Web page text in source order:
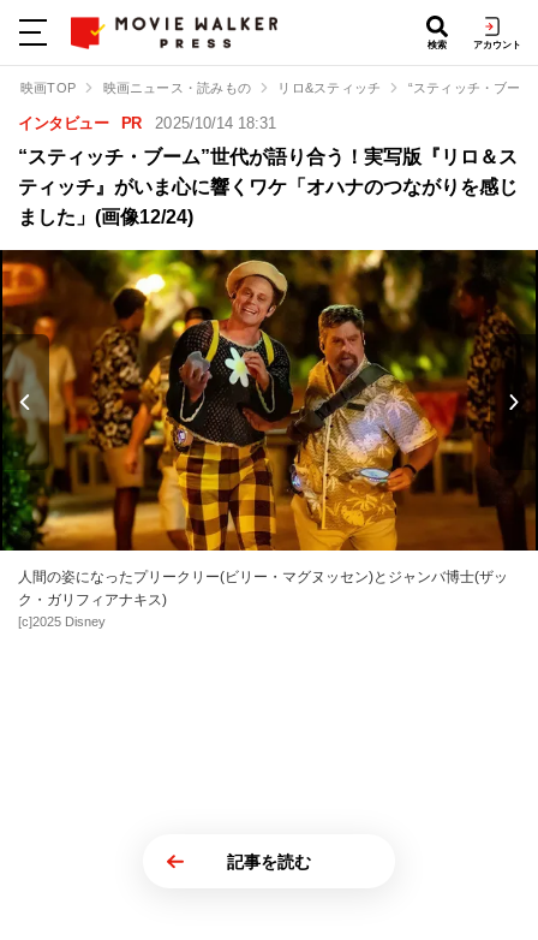
検索 アカウント
映画TOP 映画ニュース・読みもの リロ&スティッチ “スティッチ・ブー
インタビュー PR 2025/10/14 18:31
“スティッチ・ブーム”世代が語り合う！実写版『リロ＆ス
ティッチ』がいま心に響くワケ「オハナのつながりを感じ
ました」(画像12/24)
人間の姿になったプリークリー(ビリー・マグヌッセン)とジャンバ博士(ザッ
ク・ガリフィアナキス)
[c]2025 Disney
記事を読む